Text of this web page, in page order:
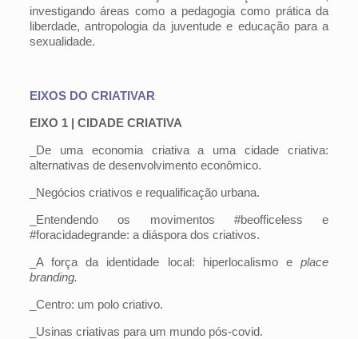
investigando áreas como a pedagogia como prática da
liberdade, antropologia da juventude e educação para a
sexualidade.
EIXOS DO CRIATIVAR
EIXO 1 | CIDADE CRIATIVA
_De uma economia criativa a uma cidade criativa:
alternativas de desenvolvimento econômico.
_Negócios criativos e requalificação urbana.
_Entendendo os movimentos #beofficeless e
#foracidadegrande: a diáspora dos criativos.
_A força da identidade local: hiperlocalismo eplace
branding.
_Centro: um polo criativo.
_Usinas criativas para um mundo pós-covid.